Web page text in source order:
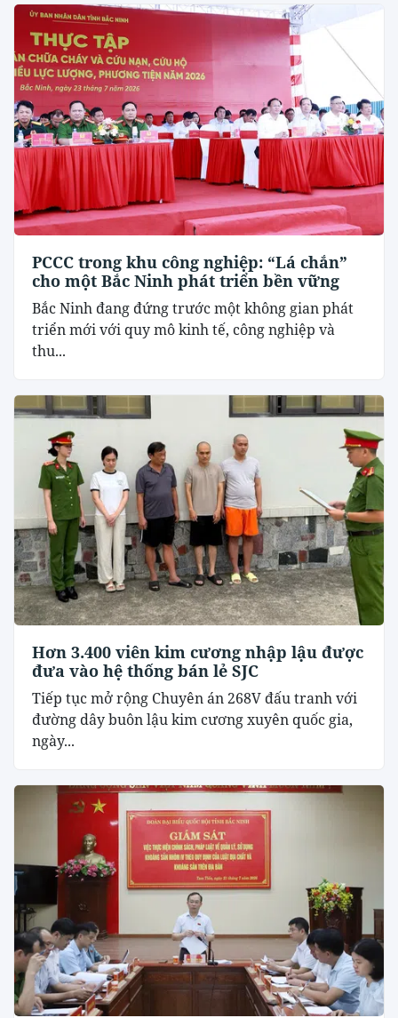
PCCC trong khu công nghiệp: “Lá chắn”
cho một Bắc Ninh phát triển bền vững
Bắc Ninh đang đứng trước một không gian phát
triển mới với quy mô kinh tế, công nghiệp và
thu...
Hơn 3.400 viên kim cương nhập lậu được
đưa vào hệ thống bán lẻ SJC
Tiếp tục mở rộng Chuyên án 268V đấu tranh với
đường dây buôn lậu kim cương xuyên quốc gia,
ngày...